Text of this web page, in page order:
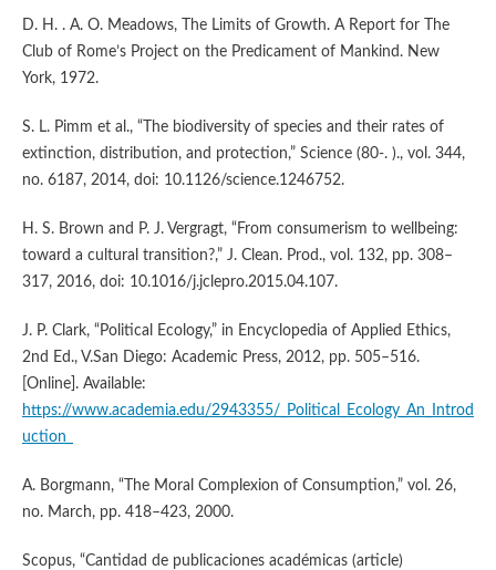
D. H. . A. O. Meadows, The Limits of Growth. A Report for The
Club of Rome’s Project on the Predicament of Mankind. New
York, 1972.
S. L. Pimm et al., “The biodiversity of species and their rates of
extinction, distribution, and protection,” Science (80-. )., vol. 344,
no. 6187, 2014, doi: 10.1126/science.1246752.
H. S. Brown and P. J. Vergragt, “From consumerism to wellbeing:
toward a cultural transition?,” J. Clean. Prod., vol. 132, pp. 308–
317, 2016, doi: 10.1016/j.jclepro.2015.04.107.
J. P. Clark, “Political Ecology,” in Encyclopedia of Applied Ethics,
2nd Ed., V.San Diego: Academic Press, 2012, pp. 505–516.
[Online]. Available:
https://www.academia.edu/2943355/_Political_Ecology_An_Introd
uction_
A. Borgmann, “The Moral Complexion of Consumption,” vol. 26,
no. March, pp. 418–423, 2000.
Scopus, “Cantidad de publicaciones académicas (article)